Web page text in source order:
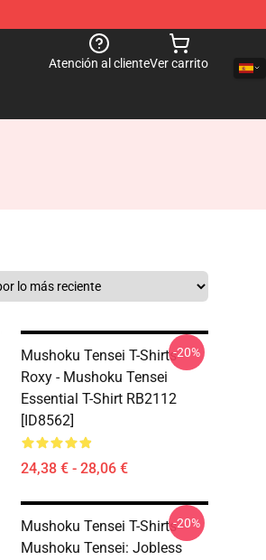
Atención al clienteVer carrito
Mushoku Tensei T-Shirts -
Roxy - Mushoku Tensei
Essential T-Shirt RB2112
[ID8562]
24,38 € - 28,06 €
-20%
Mushoku Tensei T-Shirts -
Mushoku Tensei: Jobless
-20%